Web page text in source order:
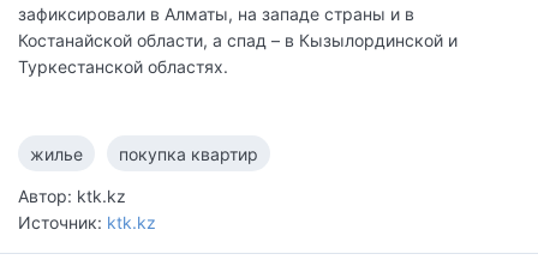
зафиксировали в Алматы, на западе страны и в
Костанайской области, а спад – в Кызылординской и
Туркестанской областях.
жилье покупка квартир
Автор: ktk.kz
Источник: ktk.kz